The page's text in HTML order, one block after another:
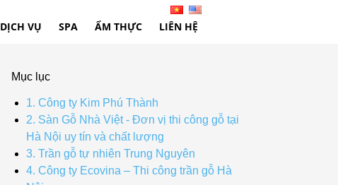
DỊCH VỤ SPA ẨM THỰC LIÊN HỆ
Mục lục
1. Công ty Kim Phú Thành
2. Sàn Gỗ Nhà Việt - Đơn vị thi công gỗ tại
Hà Nội uy tín và chất lượng
3. Trần gỗ tự nhiên Trung Nguyên
4. Công ty Ecovina – Thi công trần gỗ Hà